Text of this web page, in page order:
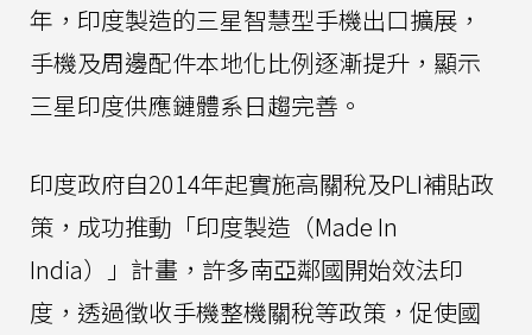
年，印度製造的三星智慧型手機出口擴展，
手機及周邊配件本地化比例逐漸提升，顯示
三星印度供應鏈體系日趨完善。
印度政府自2014年起實施高關稅及PLI補貼政
策，成功推動「印度製造（Made In
India）」計畫，許多南亞鄰國開始效法印
度，透過徵收手機整機關稅等政策，促使國